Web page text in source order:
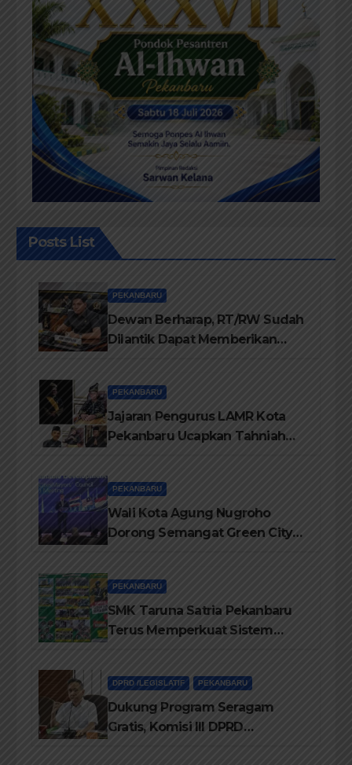
Posts List
PEKANBARU
Dewan Berharap, RT/RW Sudah
Dilantik Dapat Memberikan
PEKANBARU
Jajaran Pengurus LAMR Kota
Pekanbaru Ucapkan Tahniah
PEKANBARU
Wali Kota Agung Nugroho
Dorong Semangat Green City
PEKANBARU
SMK Taruna Satria Pekanbaru
Terus Memperkuat Sistem
DPRD /LEGISLATIF PEKANBARU
Dukung Program Seragam
Gratis, Komisi III DPRD